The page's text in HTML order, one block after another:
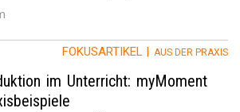
FOKUSARTIKEL | AUS DER PRAXIS
im Unterricht: myMoment